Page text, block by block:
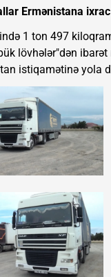
Ermənistana
1 ton 497
lövhələr"dən
istiqamətinə yola